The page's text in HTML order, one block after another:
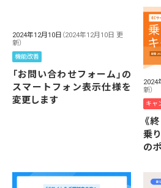
2024年12月10日 （2024年12月10日 更
新）
機能改善
「お問い合わせフォーム」の
スマートフォン表示仕様を
変更します
2024
新）
キャ
《
乗
の